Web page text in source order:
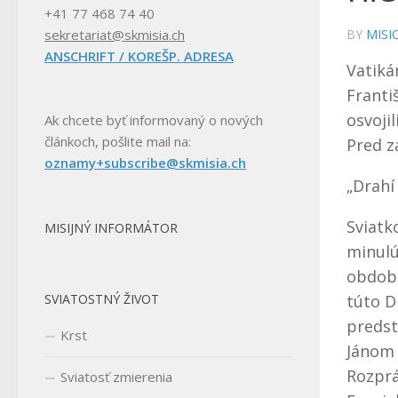
BY
Pred
túto
+41 77 468 74 40
sekretariat@skmisia.ch
ANSCHRIFT / KOREŠP. ADRESA
Ak chcete byť informovaný o nových
článkoch, pošlite mail na:
oznamy+subscribe@skmisia.ch
MISIJNÝ INFORMÁTOR
SVIATOSTNÝ ŽIVOT
Krst
Sviatosť zmierenia